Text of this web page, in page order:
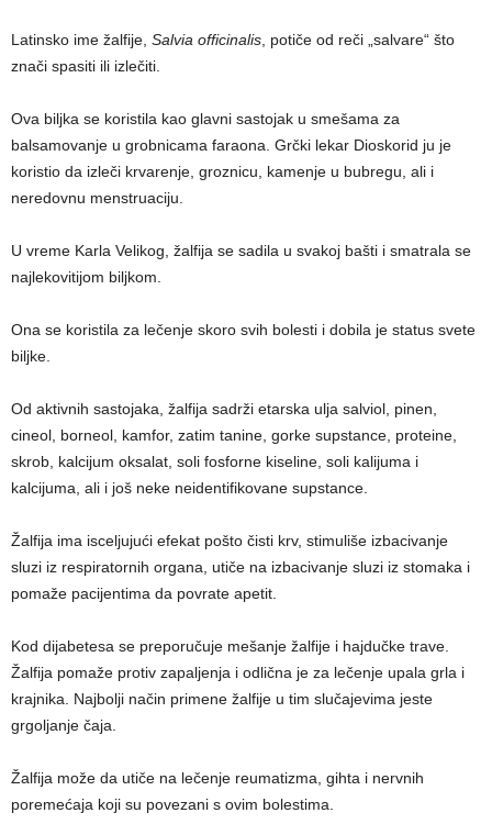
Latinsko ime žalfije, Salvia officinalis , potiče od reči „salvare“ što
znači spasiti ili izlečiti.
Ova biljka se koristila kao glavni sastojak u smešama za
balsamovanje u grobnicama faraona. Grčki lekar Dioskorid ju je
koristio da izleči krvarenje, groznicu, kamenje u bubregu, ali i
neredovnu menstruaciju.
U vreme Karla Velikog, žalfija se sadila u svakoj bašti i smatrala se
najlekovitijom biljkom.
Ona se koristila za lečenje skoro svih bolesti i dobila je status svete
biljke.
Od aktivnih sastojaka, žalfija sadrži etarska ulja salviol, pinen,
cineol, borneol, kamfor, zatim tanine, gorke supstance, proteine,
skrob, kalcijum oksalat, soli fosforne kiseline, soli kalijuma i
kalcijuma, ali i još neke neidentifikovane supstance.
Žalfija ima isceljujući efekat pošto čisti krv, stimuliše izbacivanje
sluzi iz respiratornih organa, utiče na izbacivanje sluzi iz stomaka i
pomaže pacijentima da povrate apetit.
Kod dijabetesa se preporučuje mešanje žalfije i hajdučke trave.
Žalfija pomaže protiv zapaljenja i odlična je za lečenje upala grla i
krajnika. Najbolji način primene žalfije u tim slučajevima jeste
grgoljanje čaja.
Žalfija može da utiče na lečenje reumatizma, gihta i nervnih
poremećaja koji su povezani s ovim bolestima.